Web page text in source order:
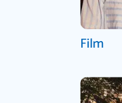
Film